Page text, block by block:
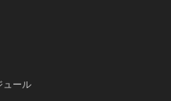
ュール